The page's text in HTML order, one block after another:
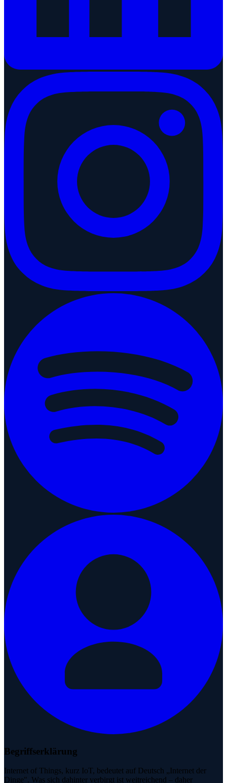
Begriffserklärung
Internet of Things, kurz IoT, bedeutet auf Deutsch „Internet der
Dinge". Was sich dahinter verbirgt ist weitreichend – daher